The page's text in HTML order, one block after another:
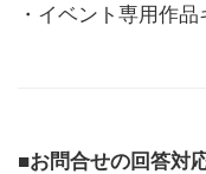
・イベント専用作
■お問合せの回答対